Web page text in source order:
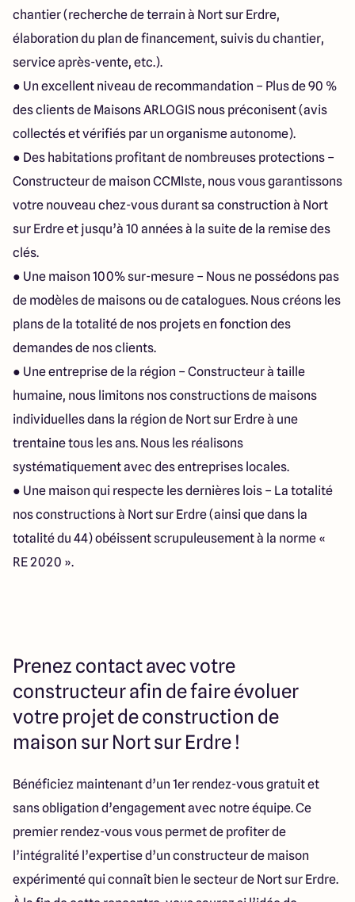
chantier (recherche de terrain à Nort sur Erdre,
élaboration du plan de financement, suivis du chantier,
service après-vente, etc.).
● Un excellent niveau de recommandation – Plus de 90 %
des clients de Maisons ARLOGIS nous préconisent (avis
collectés et vérifiés par un organisme autonome).
● Des habitations profitant de nombreuses protections –
Constructeur de maison CCMIste, nous vous garantissons
votre nouveau chez-vous durant sa construction à Nort
sur Erdre et jusqu’à 10 années à la suite de la remise des
clés.
● Une maison 100% sur-mesure – Nous ne possédons pas
de modèles de maisons ou de catalogues. Nous créons les
plans de la totalité de nos projets en fonction des
demandes de nos clients.
● Une entreprise de la région – Constructeur à taille
humaine, nous limitons nos constructions de maisons
individuelles dans la région de Nort sur Erdre à une
trentaine tous les ans. Nous les réalisons
systématiquement avec des entreprises locales.
● Une maison qui respecte les dernières lois – La totalité
nos constructions à Nort sur Erdre (ainsi que dans la
totalité du 44) obéissent scrupuleusement à la norme «
RE 2020 ».
Prenez contact avec votre
constructeur afin de faire évoluer
votre projet de construction de
maison sur Nort sur Erdre !
Bénéficiez maintenant d’un 1er rendez-vous gratuit et
sans obligation d’engagement avec notre équipe. Ce
premier rendez-vous vous permet de profiter de
l’intégralité l’expertise d’un constructeur de maison
expérimenté qui connaît bien le secteur de Nort sur Erdre.